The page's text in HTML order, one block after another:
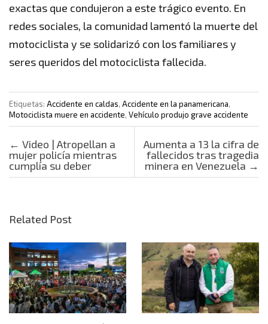
exactas que condujeron a este trágico evento. En
redes sociales, la comunidad lamentó la muerte del
motociclista y se solidarizó con los familiares y
seres queridos del motociclista fallecida.
Etiquetas: Accidente en caldas, Accidente en la panamericana,
Motociclista muere en accidente, Vehículo produjo grave accidente
Post navigation
← Video | Atropellan a
mujer policía mientras
cumplía su deber
Aumenta a 13 la cifra de
fallecidos tras tragedia
minera en Venezuela →
Related Post